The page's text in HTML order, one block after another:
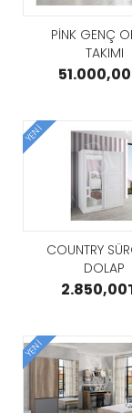
ZİGON
TAKIMI
PİNK GENÇ
TAKIMI
YENI
COUNTRY
DOLAP
YENI